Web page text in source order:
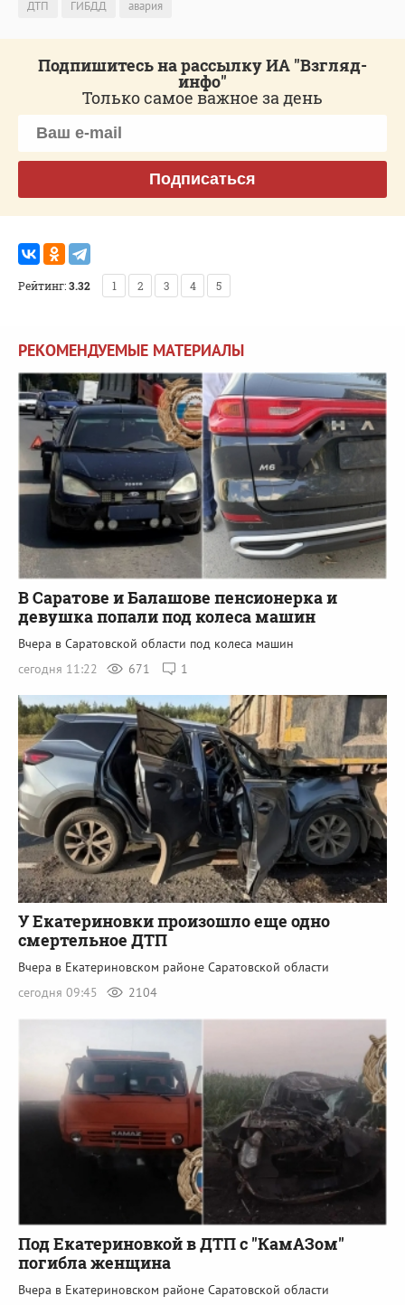
ДТП ГИБДД авария
Подпишитесь на рассылку ИА "Взгляд-
инфо"
Только самое важное за день
Подписаться
Рейтинг:3.32 1 2 3 4 5
РЕКОМЕНДУЕМЫЕ МАТЕРИАЛЫ
В Саратове и Балашове пенсионерка и
девушка попали под колеса машин
Вчера в Саратовской области под колеса машин
сегодня 11:22
671 1
У Екатериновки произошло еще одно
смертельное ДТП
Вчера в Екатериновском районе Саратовской области
сегодня 09:45
2104
Под Екатериновкой в ДТП с "КамАЗом"
погибла женщина
Вчера в Екатериновском районе Саратовской области